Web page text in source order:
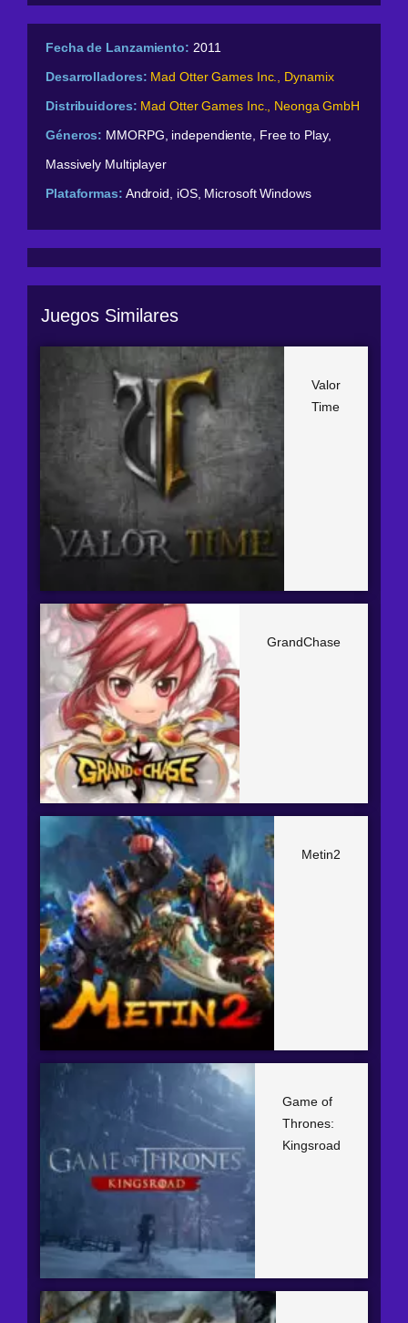
Fecha de Lanzamiento: 2011
Desarrolladores: Mad Otter Games Inc., Dynamix
Distribuidores: Mad Otter Games Inc., Neonga GmbH
Géneros: MMORPG, independiente, Free to Play,
Massively Multiplayer
Plataformas: Android, iOS, Microsoft Windows
Juegos Similares
Valor
Time
GrandChase
Metin2
Game of
Thrones:
Kingsroad